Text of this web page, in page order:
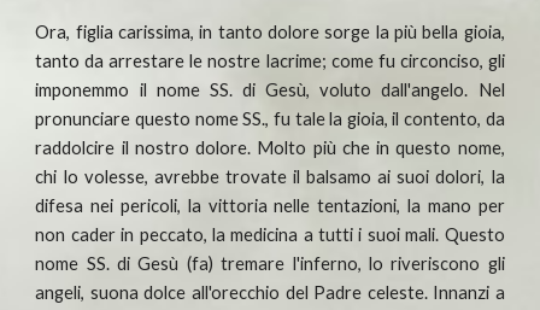
Ora, figlia carissima, in tanto dolore sorge la più bella gioia,
tanto da arrestare le nostre lacrime; come fu circonciso, gli
imponemmo il nome SS. di Gesù, voluto dall'angelo. Nel
pronunciare questo nome SS., fu tale la gioia, il contento, da
raddolcire il nostro dolore. Molto più che in questo nome,
chi lo volesse, avrebbe trovate il balsamo ai suoi dolori, la
difesa nei pericoli, la vittoria nelle tentazioni, la mano per
non cader in peccato, la medicina a tutti i suoi mali. Questo
nome SS. di Gesù (fa) tremare l'inferno, lo riveriscono gli
angeli, suona dolce all'orecchio del Padre celeste. Innanzi a